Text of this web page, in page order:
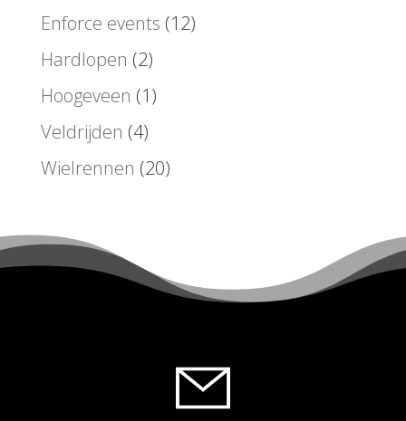
Enforce events (12)
Hardlopen (2)
Hoogeveen (1)
Veldrijden (4)
Wielrennen (20)